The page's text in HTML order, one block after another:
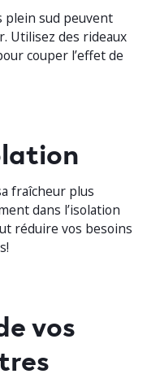
plein sud peuvent
Utilisez des rideaux
couper l’effet de
fraîcheur plus
dans l’isolation
réduire vos besoins
vos